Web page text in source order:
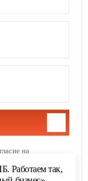
на
Работаем так,